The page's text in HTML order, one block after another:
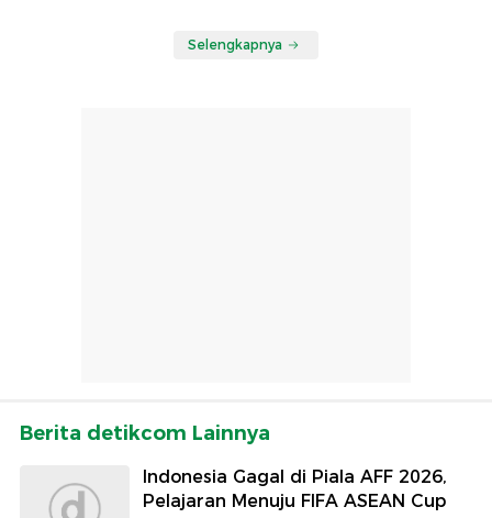
Selengkapnya
Berita detikcom Lainnya
Indonesia Gagal di Piala AFF 2026,
Pelajaran Menuju FIFA ASEAN Cup